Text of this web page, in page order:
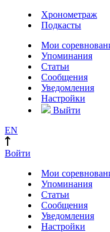
Хронометраж
Подкасты
Мои
Упоминания
Статьи
Сообщения
Уведомления
Настройки
Выйти
EN
Войти
Мои
Упоминания
Статьи
Сообщения
Уведомления
Настройки